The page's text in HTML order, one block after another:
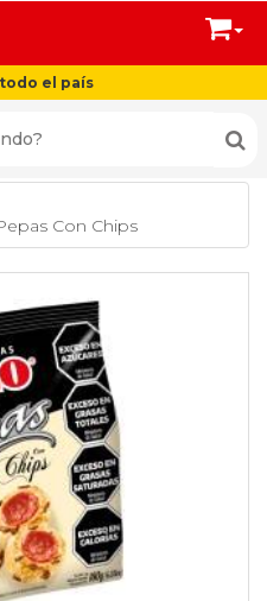
el país
Con Chips